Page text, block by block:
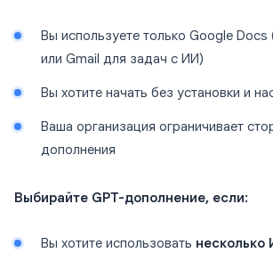
Вы используете только Google Docs
или Gmail для задач с ИИ)
Вы хотите начать без установки и
Ваша организация ограничивает
дополнения
Выбирайте GPT-дополнение, если:
Вы хотите использовать